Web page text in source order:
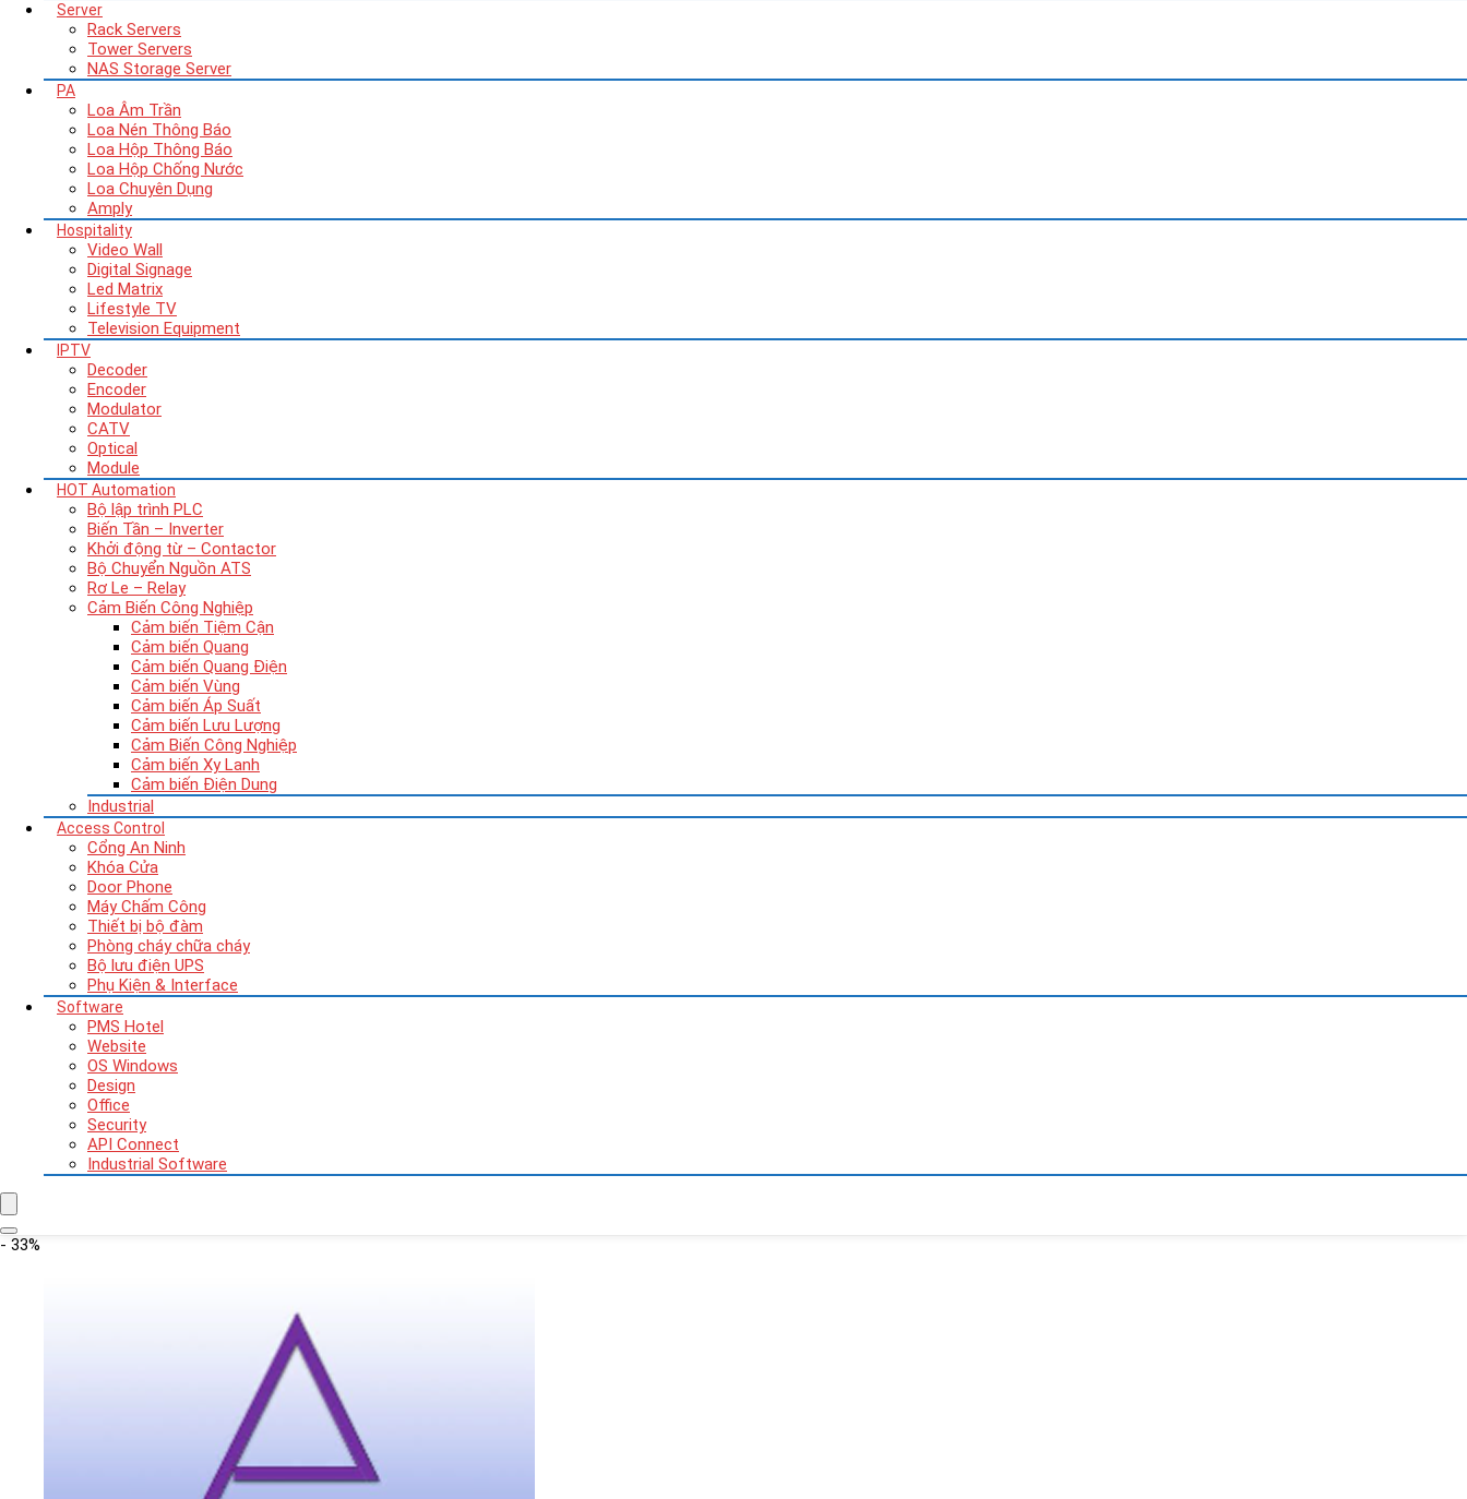
Server
Rack Servers
Tower Servers
NAS Storage Server
PA
Loa Âm Trần
Loa Nén Thông Báo
Loa Hộp Thông Báo
Loa Hộp Chống Nước
Loa Chuyên Dụng
Amply
Hospitality
Video Wall
Digital Signage
Led Matrix
Lifestyle TV
Television Equipment
IPTV
Decoder
Encoder
Modulator
CATV
Optical
Module
HOT Automation
Bộ lập trình PLC
Biến Tần – Inverter
Khởi động từ – Contactor
Bộ Chuyển Nguồn ATS
Rơ Le – Relay
Cảm Biến Công Nghiệp
Cảm biến Tiệm Cận
Cảm biến Quang
Cảm biến Quang Điện
Cảm biến Vùng
Cảm biến Áp Suất
Cảm biến Lưu Lượng
Cảm Biến Công Nghiệp
Cảm biến Xy Lanh
Cảm biến Điện Dung
Industrial
Access Control
Cổng An Ninh
Khóa Cửa
Door Phone
Máy Chấm Công
Thiết bị bộ đàm
Phòng cháy chữa cháy
Bộ lưu điện UPS
Phụ Kiện & Interface
Software
PMS Hotel
Website
OS Windows
Design
Office
Security
API Connect
Industrial Software
- 33%